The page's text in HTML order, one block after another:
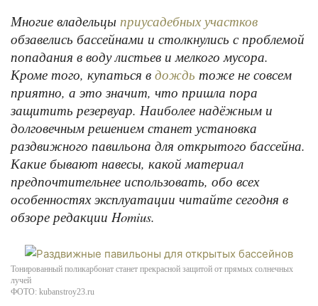
Многие владельцы приусадебных участков
обзавелись бассейнами и столкнулись с проблемой
попадания в воду листьев и мелкого мусора.
Кроме того, купаться в дождь тоже не совсем
приятно, а это значит, что пришла пора
защитить резервуар. Наиболее надёжным и
долговечным решением станет установка
раздвижного павильона для открытого бассейна.
Какие бывают навесы, какой материал
предпочтительнее использовать, обо всех
особенностях эксплуатации читайте сегодня в
обзоре редакции Homius.
Тонированный поликарбонат станет прекрасной защитой от прямых солнечных
лучей
ФОТО: kubanstroy23.ru